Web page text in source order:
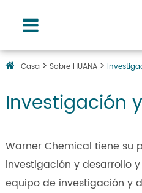
Casa Sobre HUANA
Investigación
Warner Chemical tiene su
investigación y desarrollo
equipo de investigación y